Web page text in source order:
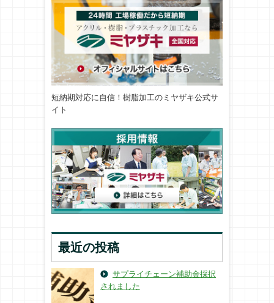
短納期対応に自信！樹脂加工のミヤザキ公式サ
イト
最近の投稿
サプライチェーン補助金採択
されました